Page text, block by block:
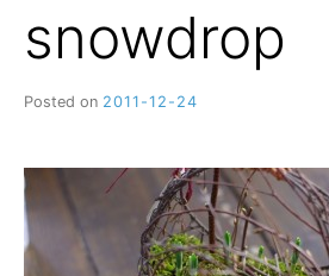
snowdrop
Posted on 2011-12-24
M